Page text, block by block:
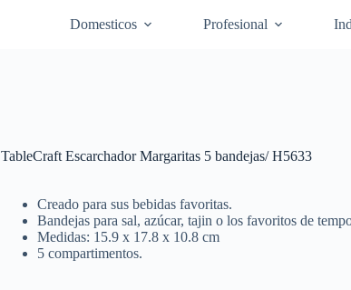
Domesticos Profesional
TableCraft Escarchador Margaritas 5 bandejas/ H5633
Creado para sus bebidas favoritas.
Bandejas para sal, azúcar, tajin o los favoritos de
Medidas: 15.9 x 17.8 x 10.8 cm
5 compartimentos.